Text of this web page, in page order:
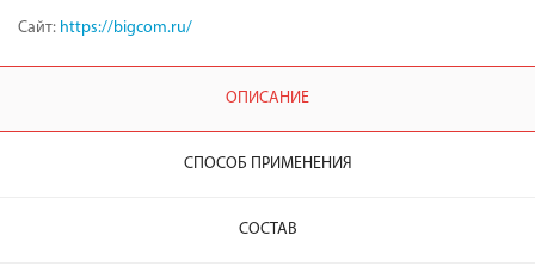
Сайт: https://bigcom.ru/
ОПИСАНИЕ
СПОСОБ ПРИМЕНЕНИЯ
СОСТАВ